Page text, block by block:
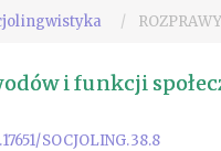
i funkcji
SOCJOLING.38.8